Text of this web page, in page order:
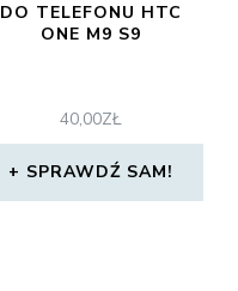
DO TELEFONU HTC
ONE M9 S9
40,00ZŁ
SPRAWDŹ SAM!